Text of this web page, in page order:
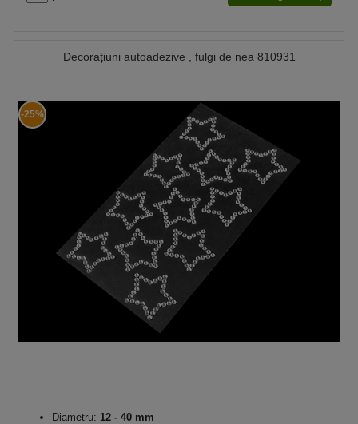
Decorațiuni autoadezive , fulgi de nea 810931
-25%
Diametru: 12 - 40 mm